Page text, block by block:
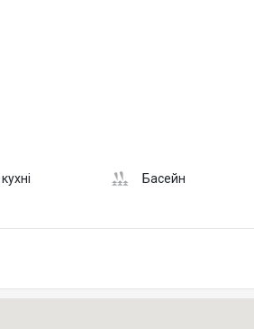
Басейн